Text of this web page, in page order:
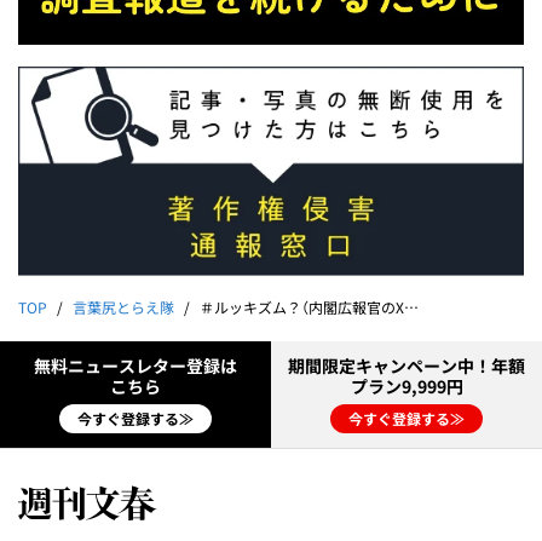
TOP 言葉尻とらえ隊 ＃ルッキズム？（内閣広報官のXアカウント）｜能町みね子
無料ニュースレター登録は
こちら
今すぐ登録する≫
期間限定キャンペーン中！年額
プラン9,999円
今すぐ登録する≫